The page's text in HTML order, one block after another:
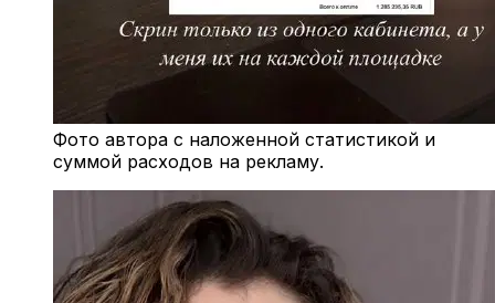
Фото автора с наложенной статистикой и
суммой расходов на рекламу.